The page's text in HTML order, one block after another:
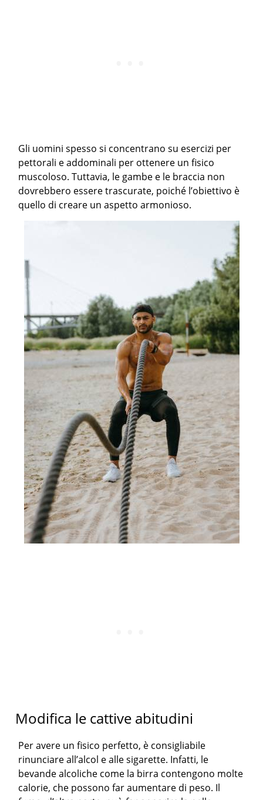
Gli uomini spesso si concentrano su esercizi per
pettorali e addominali per ottenere un fisico
muscoloso. Tuttavia, le gambe e le braccia non
dovrebbero essere trascurate, poiché l’obiettivo è
quello di creare un aspetto armonioso.
Modifica le cattive abitudini
Per avere un fisico perfetto, è consigliabile
rinunciare all’alcol e alle sigarette. Infatti, le
bevande alcoliche come la birra contengono molte
calorie, che possono far aumentare di peso. Il